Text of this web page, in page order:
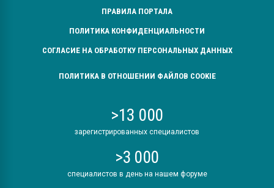
ПРАВИЛА ПОРТАЛА
ПОЛИТИКА КОНФИДЕНЦИАЛЬНОСТИ
СОГЛАСИЕ НА ОБРАБОТКУ ПЕРСОНАЛЬНЫХ ДАННЫХ
ПОЛИТИКА В ОТНОШЕНИИ ФАЙЛОВ COOKIE
>13 000
зарегистрированных специалистов
>3 000
специалистов в день на нашем форуме